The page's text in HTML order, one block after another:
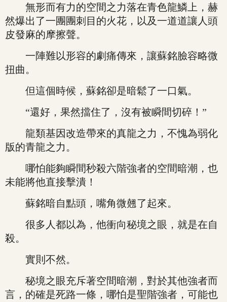
無形而有力的空間之力落在青色龍鱗上，赫
然爆出了一團團刺目的火花，以及一道道讓人頭
皮發麻的摩擦聲。
一陣難以形容的劇痛傳來，讓蘇銘臉容略微
扭曲。
但這個時候，蘇銘卻是暗鬆了一口氣。
“還好，果然擋住了，沒有被瞬間切碎！”
龍類基因改造帶來的真龍之力，不愧為弱化
版的青龍之力。
哪怕能夠瞬間秒殺六階強者的空間暗潮，也
未能將他直接擊潰！
蘇銘暗自點頭，嘴角微翹了起來。
很多人都以為，他衝向秘境之眼，就是在自
殺。
實則不然。
秘境之眼充斥著空間暗潮，對於其他強者而
言，的確是死路一條，哪怕是聖階強者，可能也